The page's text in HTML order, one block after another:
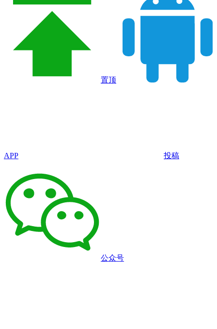
置顶
APP 投稿
公众号